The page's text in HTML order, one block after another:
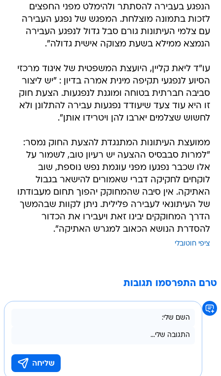
הנפגע בעבירה להסתתר ולהימלט מפני החפצים
לזכות בתמונה מוצלחת. המפגש של נפגע העבירה
עם צלמי העיתונות גורם סבל גדול לנפגע העבירה
הנמצא ממילא בשעת מצוקה אישית גדולה".
עו"ד ליאת קליין, היועצת המשפטית של איגוד מרכזי
הסיוע לנפגעי תקיפה מינית אמרה בדיון : "יש ליצור
סביבה חברתית בטוחה ומוגנת לנפגעות. הצעת חוק
זו היא עוד צעד שיעודד נפגעות עבירה להתלונן ולא
לחשוש שצלמים יארבו להן ויטרידו אותן".
ממועצת העיתונות המתנגדת להצעת החוק נמסר:
"למרות סבבסיס ההצעה יש רעיון טוב, לשמור על
אלו שכבר נפגעו מפני עוגמת נפש נוספת, שוב
לוקחים לחקיקה דברי שאמורים להישאר בגבול
האתיקה. אין סיבה שהמחוקק יהפוך תחום מעבודתו
של העיתונאי לעבירה פלילית. ניתן לקוות שבהמשך
הדרך המחוקקים יבינו זאת ויעבירו את הכדור
להסדרת הנושא הכאוב למגרש האתיקה".
ציפי חוטובלי
טרם התפרסמו תגובות